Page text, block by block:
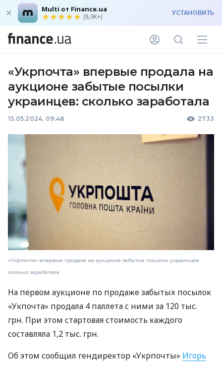
Multi от Finance.ua
(8,9K+) УСТАНОВИТЬ
«Укрпочта» впервые продала на
аукционе забытые посылки
украинцев: сколько заработала
15.05.2024, 09:48 2733
«Укрпочта» впервые продала на аукционе забытые посылки украинцев:
сколько заработала
На первом аукционе по продаже забытых посылок
«Укпочта» продала 4 паллета с ними за 120 тыс.
грн. При этом стартовая стоимость каждого
составляла 1,2 тыс. грн.
Об этом сообщил гендиректор «Укрпочты» Игорь